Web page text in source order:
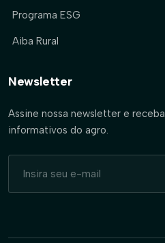
Programa ESG
Aiba Rural
Newsletter
Assine nossa newsletter e
informativos do agro.